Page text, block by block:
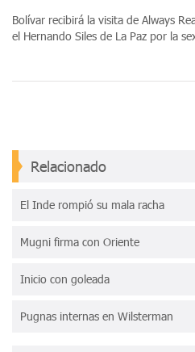
Bolívar recibirá la visita de Always
el Hernando Siles de La Paz por la
Relacionado
El Inde rompió su mala racha
Mugni firma con Oriente
Inicio con goleada
Pugnas internas en Wilsterman